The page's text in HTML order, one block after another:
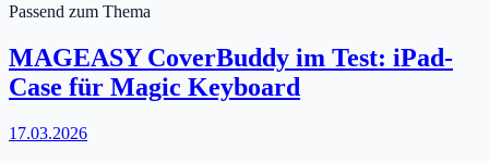
Passend zum Thema
MAGEASY CoverBuddy im Test: iPad-
Case für Magic Keyboard
17.03.2026